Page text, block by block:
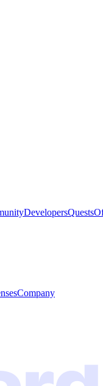
DevelopersQuests
Company